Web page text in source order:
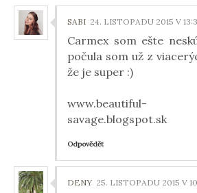
SABI 24. LISTOPADU 2015 V
Carmex som ešte
počula som už z
že je super :)
www.beautiful-
savage.blogspot.sk
Odpovědět
DENY 25. LISTOPADU 2015 V